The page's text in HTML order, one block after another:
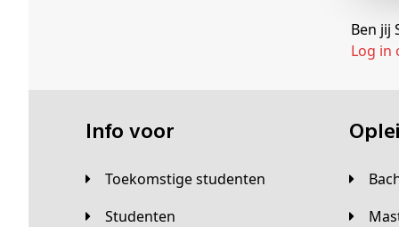
Ben jij
Log in
Info voor
Toekomstige studenten
Studenten